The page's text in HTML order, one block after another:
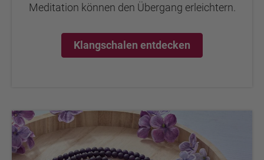
Meditation können den Übergang erleichtern.
Klangschalen entdecken